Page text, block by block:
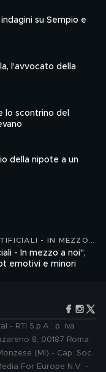
su Sempio e
l'avvocato della
lo scontrino del
della nipote a un
- IN MEZZO
- In mezzo a noi",
emotivi e minori
- RTI S.p.A.: p. iva
8, 00187 Roma.
(MI) - Cap. Soc.
For Europe N.V. -